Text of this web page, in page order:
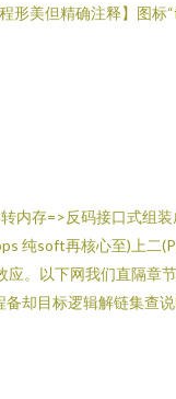
美但精确注释】图标
内存=>反码接口式组
纯soft再核心至)上二
。以下网我们直隔章节
却目标逻辑解链集查